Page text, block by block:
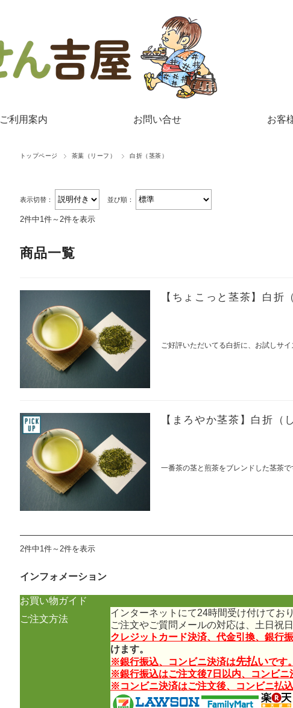
ご利用案内 お問い合せ お客
トップページ 茶葉（リーフ） 白折（茎茶）
表示切替： 並び順：
2件中1件～2件を表示
商品一覧
【ちょこっと茎茶】白折
ご好評いただいてる白折に、お試しサ
【まろやか茎茶】白折（
一番茶の茎と煎茶をブレンドした茎茶
2件中1件～2件を表示
インフォメーション
お買い物ガイド
ご注文方法
インターネットにて24時間受け付けており
ご注文やご質問メールの対応は、土日祝
クレジットカード決済、代金引換、銀行
けます。
※銀行振込、コンビニ決済は先払いです。
※銀行振込はご注文後7日以内、コンビニ
※コンビニ決済はご注文後、コンビニ払